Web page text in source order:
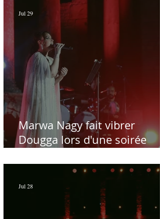
Marwa Nagy fait vibrer
Dougga lors d'une soirée
Hamdi - Par Sofien Manaï
Jul 29
Jul 28